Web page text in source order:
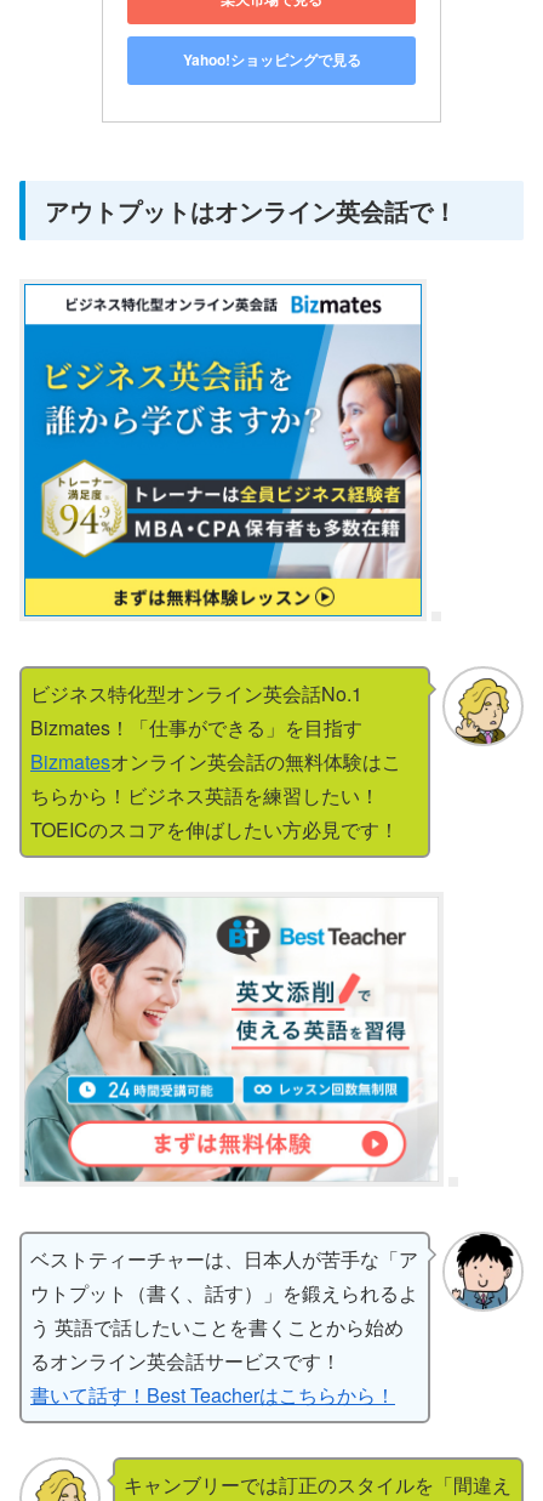
Yahoo!ショッピングで見る
アウトプットはオンライン英会話で！
ビジネス特化型オンライン英会話No.1
Bizmates！「仕事ができる」を目指す
Bizmatesオンライン英会話の無料体験はこ
ちらから！ビジネス英語を練習したい！
TOEICのスコアを伸ばしたい方必見です！
ベストティーチャーは、日本人が苦手な「ア
ウトプット（書く、話す）」を鍛えられるよ
う 英語で話したいことを書くことから始め
るオンライン英会話サービスです！
書いて話す！Best Teacherはこちらから！
キャンブリーでは訂正のスタイルを「間違え